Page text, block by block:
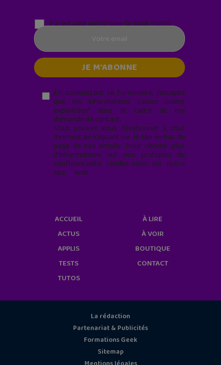
Parentalité numérique (le lundi matin)
En soumettant ce formulaire, j’accepte
que les informations saisies soient
exploitées* dans le cadre de ma
demande de contact.
Vous pouvez vous désabonner à tout
moment en cliquant sur le lien en bas de
page de nos emails. Pour obtenir plus
d'informations sur nos pratiques de
confidentialité, rendez-vous sur notre
site web
ACCUEIL
ACTUS
APPLIS
TESTS
TUTOS
À LIRE
À VOIR
BOUTIQUE
CONTACT
La rédaction
Partenariat & Publicités
Formations Geek
Sitemap